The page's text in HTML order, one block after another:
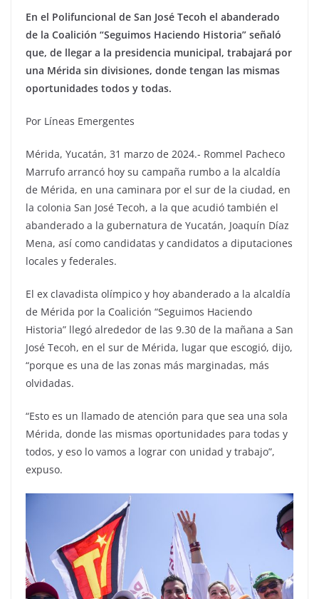
En el Polifuncional de San José Tecoh el abanderado
de la Coalición “Seguimos Haciendo Historia” señaló
que, de llegar a la presidencia municipal, trabajará por
una Mérida sin divisiones, donde tengan las mismas
oportunidades todos y todas.
Por Líneas Emergentes
Mérida, Yucatán, 31 marzo de 2024.- Rommel Pacheco
Marrufo arrancó hoy su campaña rumbo a la alcaldía
de Mérida, en una caminara por el sur de la ciudad, en
la colonia San José Tecoh, a la que acudió también el
abanderado a la gubernatura de Yucatán, Joaquín Díaz
Mena, así como candidatas y candidatos a diputaciones
locales y federales.
El ex clavadista olímpico y hoy abanderado a la alcaldía
de Mérida por la Coalición “Seguimos Haciendo
Historia” llegó alrededor de las 9.30 de la mañana a San
José Tecoh, en el sur de Mérida, lugar que escogió, dijo,
“porque es una de las zonas más marginadas, más
olvidadas.
“Esto es un llamado de atención para que sea una sola
Mérida, donde las mismas oportunidades para todas y
todos, y eso lo vamos a lograr con unidad y trabajo”,
expuso.